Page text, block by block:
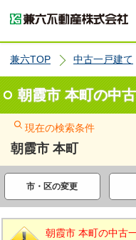
兼六TOP 中古一戸建て
朝霞市 本町の中
現在の検索条件
朝霞市 本町
市・区の変更
朝霞市 本町の中古